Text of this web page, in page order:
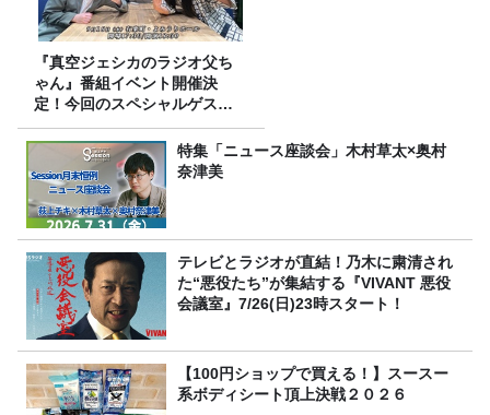
『真空ジェシカのラジオ父ち
ゃん』番組イベント開催決
定！今回のスペシャルゲスト
は、タカアンドトシ！
特集「ニュース座談会」木村草太×奥村
奈津美
テレビとラジオが直結！乃木に粛清され
た“悪役たち”が集結する『VIVANT 悪役
会議室』7/26(日)23時スタート！
【100円ショップで買える！】スースー
系ボディシート頂上決戦２０２６